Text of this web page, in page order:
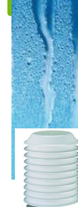
Filteren en
THIES
Thies weer-
stralingskap